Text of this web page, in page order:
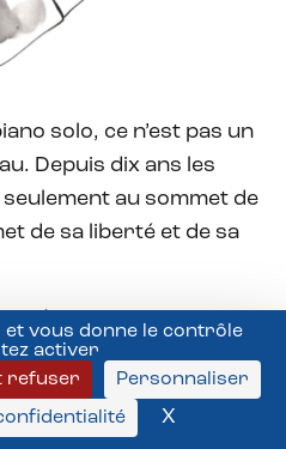
et vous donne le contrôle
activer
refuser
Personnaliser
X
solo, ce n’est pas un
Depuis dix ans les
au sommet de
de sa liberté et de sa
récits
d’appartement
17 juin 2017